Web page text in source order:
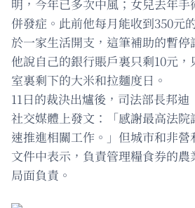
明，今年已多次中風；女兒去年
併發症。此前他每月能收到350元
於一家生活開支，這筆補助的暫停
他說自己的銀行賬戶裏只剩10元
室裏剩下的大米和拉麵度日。
11日的裁決出爐後，司法部長邦
社交媒體上發文：「感謝最高法
速推進相關工作。」但城市和非
文件中表示，負責管理糧食券的
局面負責。